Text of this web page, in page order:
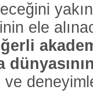
ele
ve